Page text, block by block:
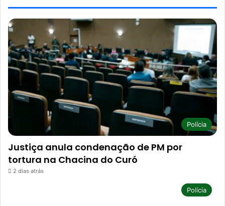
Polícia
Justiça anula condenação de PM por
tortura na Chacina do Curó
2 dias atrás
Polícia